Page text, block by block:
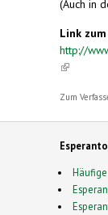
(Auch in
Link
http://
(link is
Zum
Esperanto